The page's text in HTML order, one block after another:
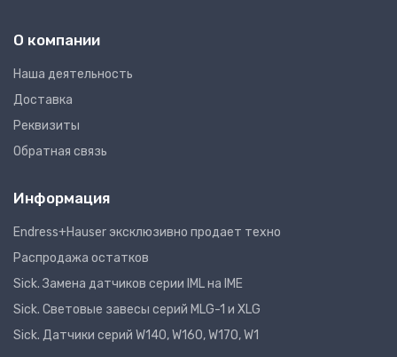
О компании
Наша деятельность
Доставка
Реквизиты
Обратная связь
Информация
Endress+Hauser эксклюзивно продает техно
Распродажа остатков
Sick. Замена датчиков серии IML на IME
Sick. Световые завесы серий MLG-1 и XLG
Sick. Датчики серий W140, W160, W170, W1